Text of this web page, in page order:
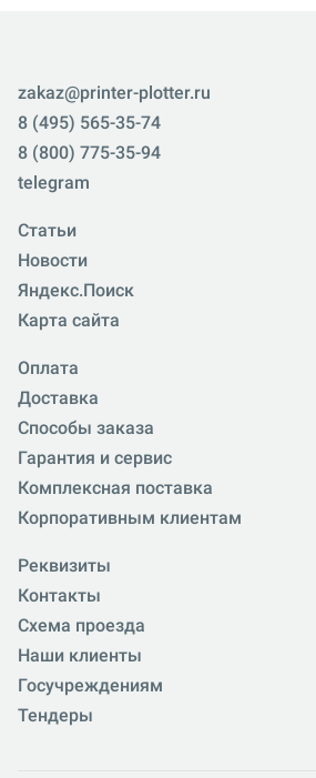
zakaz@printer-plotter.ru
8 (495) 565-35-74
8 (800) 775-35-94
telegram
Статьи
Новости
Яндекс.Поиск
Карта сайта
Оплата
Доставка
Способы заказа
Гарантия и сервис
Комплексная поставка
Корпоративным клиентам
Реквизиты
Контакты
Схема проезда
Наши клиенты
Госучреждениям
Тендеры